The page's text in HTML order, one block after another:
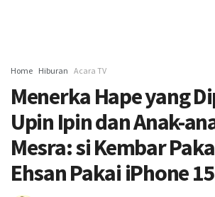
Home Hiburan Acara TV
Menerka Hape yang
Upin Ipin dan Anak-
Mesra: si Kembar
Ehsan Pakai iPhone